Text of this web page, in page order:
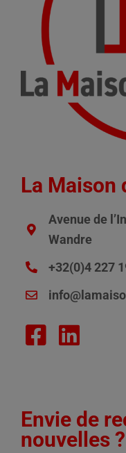
La Maison
Avenue de
Wandre
+32(0)4 227
Envie de
nouvelles ?